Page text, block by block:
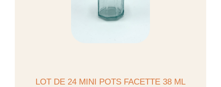
LOT DE 24 MINI POTS FACETTE 38 ML